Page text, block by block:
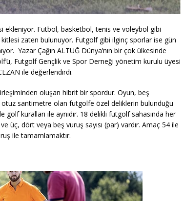
ekleniyor. Futbol, basketbol, tenis ve voleybol gibi
zaten bulunuyor. Futgolf gibi ilginç sporlar ise gün
Yazar Çağın ALTUĞ Dünya’nın bir çok ülkesinde
Futgolf Gençlik ve Spor Derneği yönetim kurulu üyesi
ile değerlendirdi.
oluşan hibrit bir spordur. Oyun, beş
santimetre olan futgolfe özel deliklerin bulunduğu
golf kuralları ile aynıdır. 18 delikli futgolf sahasında her
üç, dört veya beş vuruş sayısı (par) vardır. Amaç 54 ile
ile tamamlamaktır.